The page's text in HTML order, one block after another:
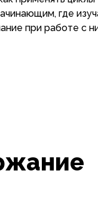
где
при работе с